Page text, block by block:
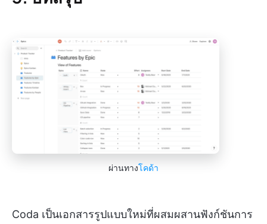
ผ่านทางโคด้า
Coda เป็นเอกสารรูปแบบใหม่ที่ผสมผสานฟังก์ชันการ